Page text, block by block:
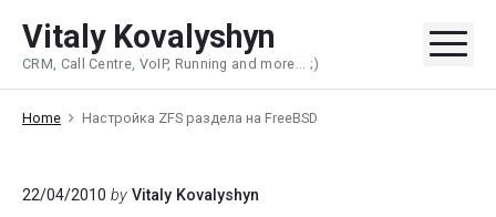
content
Vitaly Kovalyshyn
CRM, Call Centre, VoIP, Running and more... ;)
Home Настройка ZFS раздела на FreeBSD
22/04/2010 by Vitaly Kovalyshyn